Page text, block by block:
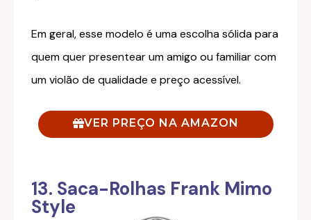
Em geral, esse modelo é uma escolha sólida para
quem quer presentear um amigo ou familiar com
um violão de qualidade e preço acessível.
VER PREÇO NA AMAZON
13. Saca-Rolhas Frank Mimo
Style